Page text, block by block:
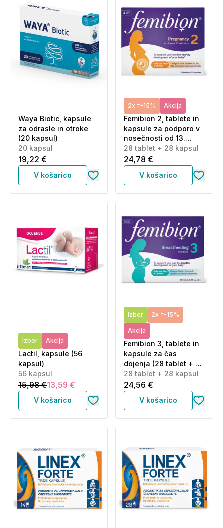
Waya Biotic, kapsule
za odrasle in otroke
(20 kapsul)
20 kapsul
19,22 €
V košarico
2x =-15% Akcija
Femibion 2, tablete in
kapsule za podporo v
nosečnosti od 13.
tedna do rojstva (28
tablet + 28 kapsul)
28 tablet + 28 kapsul
24,78 €
V košarico
Izbor Akcija
Lactil, kapsule (56
kapsul)
56 kapsul
15,98 €13,59 €
V košarico
Izbor 2x =-15%
Akcija
Femibion 3, tablete in
kapsule za čas
dojenja (28 tablet + 28
kapsul)
28 tablet + 28 kapsul
24,56 €
V košarico